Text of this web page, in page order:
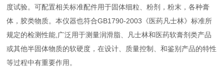
度试验。可配置相关标准配件用于固体细粒、粉剂，粉末，各种膏
体，胶类物质。本仪器也符合GB1790-2003《医药凡士林》标准所
规定的检测性能,广泛用于测量润滑脂、凡士林和医药软膏剂类产品
或其他半固体物质的软硬度，在设计、质量控制、和鉴别产品的特性
等过程中有重要作用。